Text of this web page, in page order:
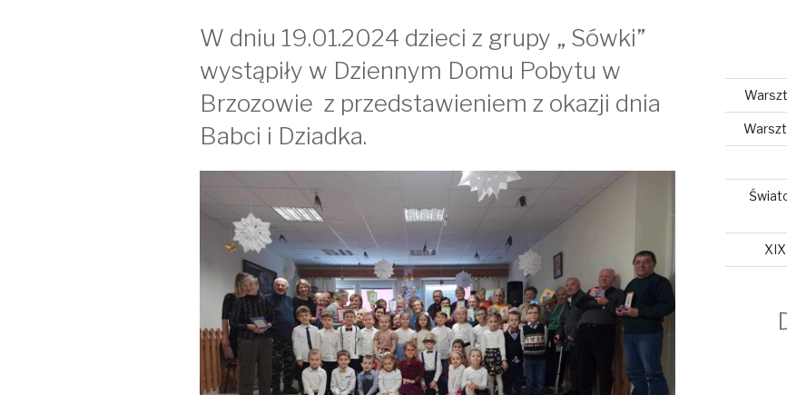
W dniu 19.01.2024 dzieci z grupy „ Sówki”
wystąpiły w Dziennym Domu Pobytu w
Brzozowie z przedstawieniem z okazji dnia
Babci i Dziadka.